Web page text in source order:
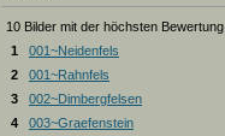
10 Bilder mit der höchsten Bewertung
1
001~Neidenfels
2
001~Rahnfels
3
002~Dimbergfelsen
4
003~Graefenstein